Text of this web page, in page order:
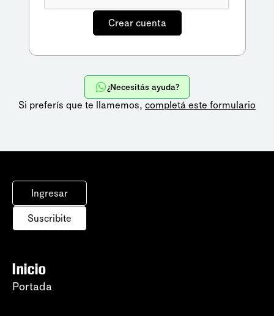
¿Necesitás ayuda?
Si preferís que te llamemos, completá este formulario
Ingresar
Suscribite
Inicio
Portada